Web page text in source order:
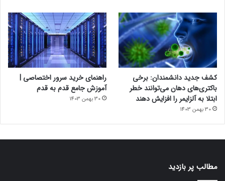
کشف جدید دانشمندان: برخی
باکتری‌های دهان می‌توانند خطر
ابتلا به آلزایمر را افزایش دهند
30 بهمن 1403
راهنمای خرید سرور اختصاصی |
آموزش جامع قدم به قدم
30 بهمن 1403
مطالب پر بازدید